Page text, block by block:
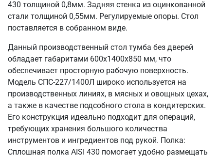
430 толщиной 0,8мм. Задняя стенка из оцинкованной
стали толщиной 0,55мм. Регулируемые опоры. Стол
поставляется в собранном виде.
Данный производственный стол тумба без дверей
обладает габаритами 600х1400х850 мм, что
обеспечивает просторную рабочую поверхность.
Модель СПС-227/1400Л широко используется на
производственных линиях, в мясных и овощных цехах,
а также в качестве подсобного стола в кондитерских.
Его конструкция идеально подходит для операций,
требующих хранения большого количества
инструментов и ингредиентов под рукой. Полка:
Сплошная полка AISI 430 помогает удобно размещать